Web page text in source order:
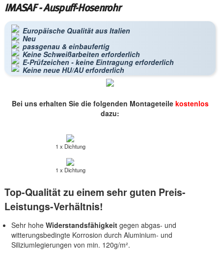
IMASAF - Auspuff-Hosenrohr
Europäische Qualität aus Italien
Neu
passgenau & einbaufertig
Keine Schweißarbeiten erforderlich
E-Prüfzeichen - keine Eintragung erforderlich
Keine neue HU/AU erforderlich
Bei uns erhalten Sie die folgenden Montageteile kostenlos
dazu:
1 x Dichtung
1 x Dichtung
Top-Qualität zu einem sehr guten Preis-
Leistungs-Verhältnis!
Sehr hohe Widerstandsfähigkeit gegen abgas- und
witterungsbedingte Korrosion durch Aluminium- und
Siliziumlegierungen von min. 120g/m².